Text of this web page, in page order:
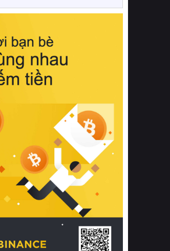
này, bạn sẽ cảm nhận rõ rệt sự khác
hồi chuẩn xác của phần đệm nâng đỡ
cột sống.
Bên cạnh đó, việc lựa chọn các dòng
sản phẩm đạt chuẩn chất lượng quốc
tế còn giúp ngăn ngừa tình trạng kích
khuẩn và nấm mốc trong điều kiện
thời tiết nóng ẩm. Bạn có thể tìm hiểu
thêm các nghiên cứu khoa học về tác
động của giấc ngủ và môi trường
phòng ngủ đối với sức khỏe con
người tại Sleep Foundation (External
Link) để có cái nhìn toàn diện hơn.
2. Các tiêu chí vàng khi lựa chọn
chăn ga gối đệm cao cấp cho phòng
ngủ
Để sở hữu một bộ chăn ga gối đệm
cao cấp hoàn hảo cả về thẩm mỹ lẫn
công năng, người tiêu dùng cần cân
nhắc kỹ lưỡng các tiêu chí quan trọng